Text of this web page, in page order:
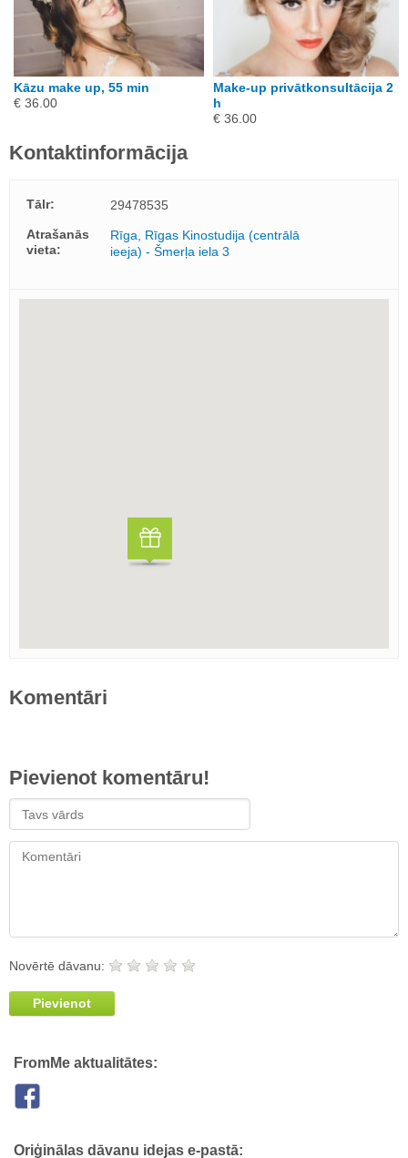
Kāzu make up, 55 min
€ 36.00
Make-up privātkonsultācija 2
h
€ 36.00
Kontaktinformācija
Tālr:
29478535
Atrašanās
vieta:
Rīga, Rīgas Kinostudija (centrālā
ieeja) - Šmerļa iela 3
Komentāri
Pievienot komentāru!
Novērtē dāvanu:
Pievienot
FromMe aktualitātes:
Oriģinālas dāvanu idejas e-pastā: